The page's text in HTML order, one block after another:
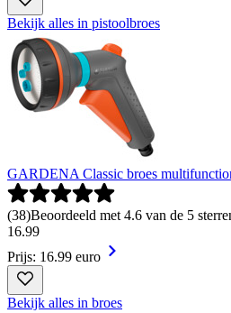
Bekijk alles in pistoolbroes
GARDENA Classic broes
(38)Beoordeeld met 4.6 van de 5
16.99
Prijs: 16.99 euro
Bekijk alles in broes